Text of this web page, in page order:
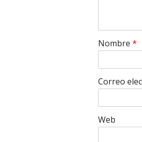
Nombre *
Correo
Web